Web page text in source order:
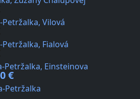
Vilová
Fialová
Einsteinova
€
Petržalka